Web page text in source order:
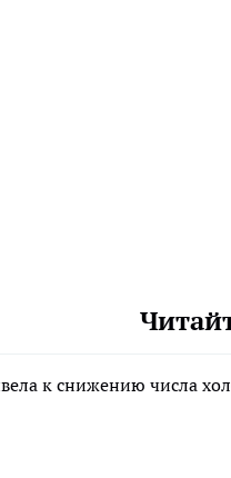
к снижению числа